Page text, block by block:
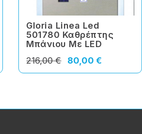
Gloria Linea Led
501780 Καθρέπτης
Μπάνιου Με LED
80,00 €
216,00 €